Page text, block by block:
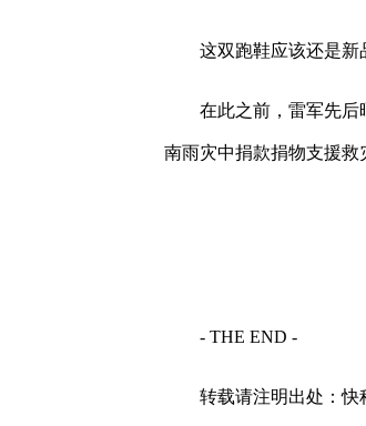
这双跑鞋应该还是新
在此之前，雷军先后
南雨灾中捐款捐物支援救
- THE END -
转载请注明出处：快